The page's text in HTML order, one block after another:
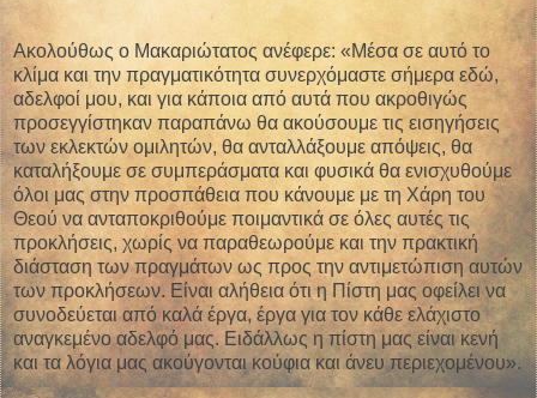
Ακολούθως ο Μακαριώτατος ανέφερε: «Μέσα σε αυτό το
κλίμα και την πραγματικότητα συνερχόμαστε σήμερα εδώ,
αδελφοί μου, και για κάποια από αυτά που ακροθιγώς
προσεγγίστηκαν παραπάνω θα ακούσουμε τις εισηγήσεις
των εκλεκτών ομιλητών, θα ανταλλάξουμε απόψεις, θα
καταλήξουμε σε συμπεράσματα και φυσικά θα ενισχυθούμε
όλοι μας στην προσπάθεια που κάνουμε με τη Χάρη του
Θεού να ανταποκριθούμε ποιμαντικά σε όλες αυτές τις
προκλήσεις, χωρίς να παραθεωρούμε και την πρακτική
διάσταση των πραγμάτων ως προς την αντιμετώπιση αυτών
των προκλήσεων. Είναι αλήθεια ότι η Πίστη μας οφείλει να
συνοδεύεται από καλά έργα, έργα για τον κάθε ελάχιστο
αναγκεμένο αδελφό μας. Ειδάλλως η πίστη μας είναι κενή
και τα λόγια μας ακούγονται κούφια και άνευ περιεχομένου».